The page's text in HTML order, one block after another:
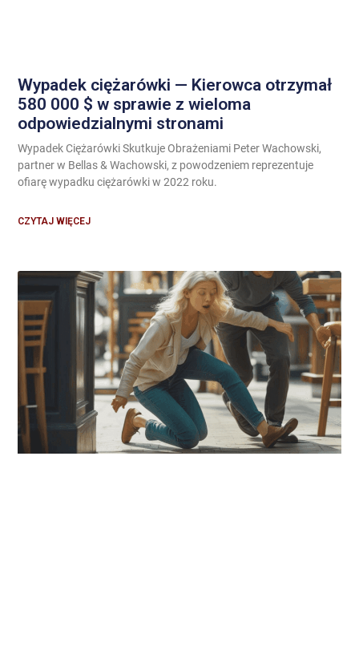
Wypadek ciężarówki — Kierowca otrzymał
580 000 $ w sprawie z wieloma
odpowiedzialnymi stronami
Wypadek Ciężarówki Skutkuje Obrażeniami Peter Wachowski,
partner w Bellas & Wachowski, z powodzeniem reprezentuje
ofiarę wypadku ciężarówki w 2022 roku.
CZYTAJ WIĘCEJ